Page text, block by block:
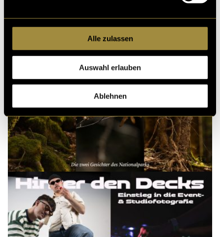
Alle zulassen
Auswahl erlauben
Ablehnen